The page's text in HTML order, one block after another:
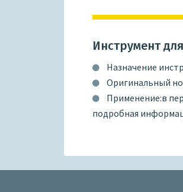
Инструмент
Назначение
Оригинальный
Применение:в
подробная